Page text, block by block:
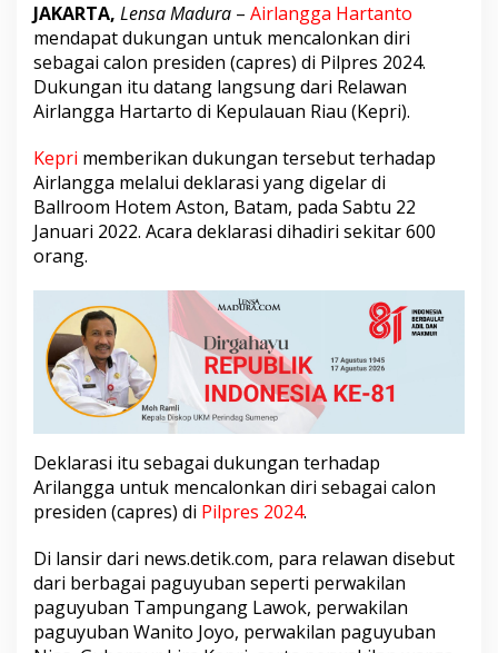
a
n
g
g
a
t
a
n
a
a
w
n
d
i
K
p
r
i
JAKARTA, Lensa Madura – Airlangga Hartanto
mendapat dukungan untuk mencalonkan diri
sebagai calon presiden (capres) di Pilpres 2024.
Dukungan itu datang langsung dari Relawan
Airlangga Hartarto di Kepulauan Riau (Kepri).
Kepri memberikan dukungan tersebut terhadap
Airlangga melalui deklarasi yang digelar di
Ballroom Hotem Aston, Batam, pada Sabtu 22
Januari 2022. Acara deklarasi dihadiri sekitar 600
orang.
Deklarasi itu sebagai dukungan terhadap
Arilangga untuk mencalonkan diri sebagai calon
presiden (capres) di Pilpres 2024.
Di lansir dari news.detik.com, para relawan disebut
dari berbagai paguyuban seperti perwakilan
paguyuban Tampungang Lawok, perwakilan
paguyuban Wanito Joyo, perwakilan paguyuban